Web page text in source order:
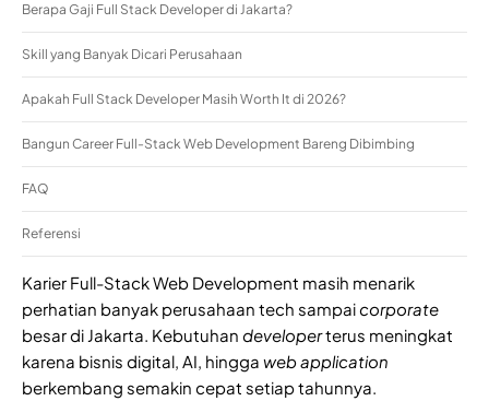
Berapa Gaji Full Stack Developer di Jakarta?
Skill yang Banyak Dicari Perusahaan
Apakah Full Stack Developer Masih Worth It di 2026?
Bangun Career Full-Stack Web Development Bareng Dibimbing
FAQ
Referensi
Karier Full-Stack Web Development masih menarik
perhatian banyak perusahaan tech sampaicorporate
besar di Jakarta. Kebutuhan developerterus meningkat
karena bisnis digital, AI, hingga web application
berkembang semakin cepat setiap tahunnya.